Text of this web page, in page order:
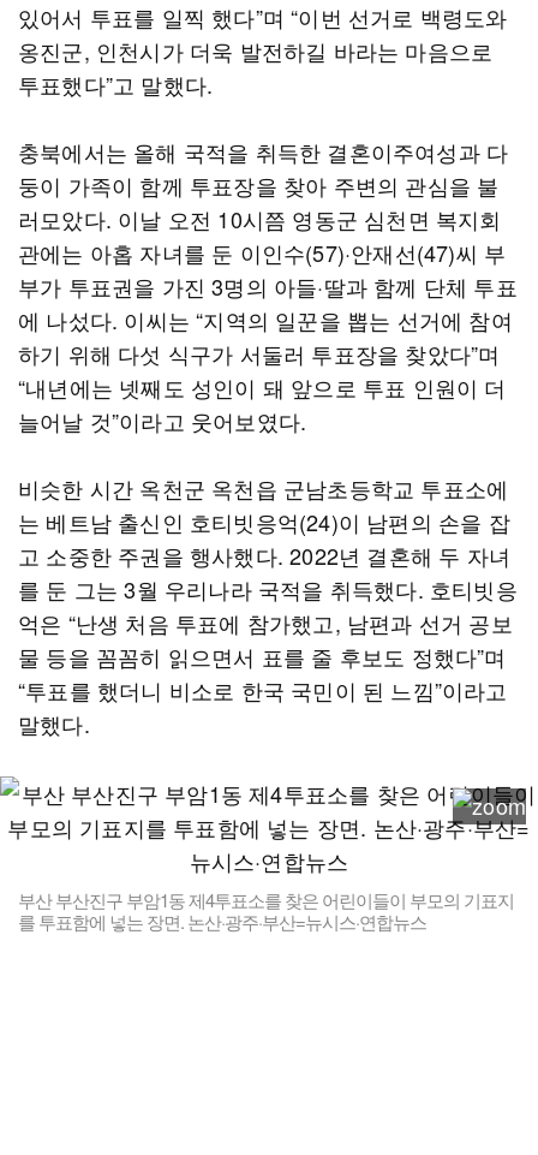
있어서 투표를 일찍 했다”며 “이번 선거로 백령도와
옹진군, 인천시가 더욱 발전하길 바라는 마음으로
투표했다”고 말했다.
충북에서는 올해 국적을 취득한 결혼이주여성과 다
둥이 가족이 함께 투표장을 찾아 주변의 관심을 불
러모았다. 이날 오전 10시쯤 영동군 심천면 복지회
관에는 아홉 자녀를 둔 이인수(57)·안재선(47)씨 부
부가 투표권을 가진 3명의 아들·딸과 함께 단체 투표
에 나섰다. 이씨는 “지역의 일꾼을 뽑는 선거에 참여
하기 위해 다섯 식구가 서둘러 투표장을 찾았다”며
“내년에는 넷째도 성인이 돼 앞으로 투표 인원이 더
늘어날 것”이라고 웃어보였다.
비슷한 시간 옥천군 옥천읍 군남초등학교 투표소에
는 베트남 출신인 호티빗응억(24)이 남편의 손을 잡
고 소중한 주권을 행사했다. 2022년 결혼해 두 자녀
를 둔 그는 3월 우리나라 국적을 취득했다. 호티빗응
억은 “난생 처음 투표에 참가했고, 남편과 선거 공보
물 등을 꼼꼼히 읽으면서 표를 줄 후보도 정했다”며
“투표를 했더니 비소로 한국 국민이 된 느낌”이라고
말했다.
부산 부산진구 부암1동 제4투표소를 찾은 어린이들이 부모의 기표지
를 투표함에 넣는 장면. 논산·광주·부산=뉴시스·연합뉴스